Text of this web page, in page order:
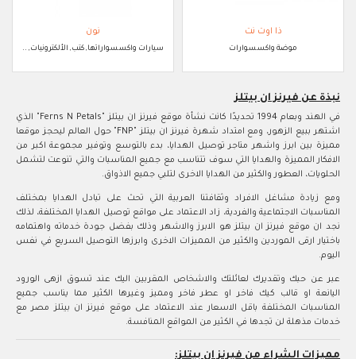
ذا اوت نت
موضة واكسسوارات
نون
سيارات واكسسواراتها, كتب, الألكترونيات, ..
نبذة عن فيرنز ان بيتلز
في الهند وبعام 1994 تحديدًا كانت نشأة موقع فيرنز ان بيتلز "Ferns N Petals" الذي
اشتهر ببيع الزهور، ومع امتداد شهرة فيرنز ان بيتلز "FNP" حول العالم ليحجز موقعا
مميزة بين ابرز واشهر متاجر توصيل الهدايا، بدء بالتوسع وتوفير مجموعة اكبر من
الافكار المميزة والهدايا التي سوف تتناسب مع جميع المناسبات والتي تنوعت لتشمل
الحلويات، العطور والكثير من الهدايا الاخرى لتلبي جميع الاذواق.
ومع زيادة مشاغل الافراد وثقافتنا العربية التي تحث على تبادل الهدايا بمختلف
المناسبات الاجتماعية والفردية، زاد الاعتماد على مواقع توصيل الهدايا المختلفة، لذلك
نجد ان موقع فيرنز ان بيتلز هو الابرز والاشهر وذلك بفضل جودة خدماته واهتمامه
باختيار ارقى الموردين والكثير من المميزات الاخرى وابرزها التوصيل السريع في نفس
اليوم.
عبر عن حبك وتقديرك لعائلتك والاشخاص المقربين اليك عند تسوق ازهى الورود
اليانعة او قالب كيك فاخر او عطر فاخر ومميز وغيرها الكثير مما يناسب جميع
المناسبات المختلفة باقل الاسعار عند الاعتماد على موقع فيرنز ان بيتلز مصر مع
خدمات مذهلة لن تجدها في الكثير من المواقع المنافسة.
مميزات الشراء من فيرنز ان بيتلز: